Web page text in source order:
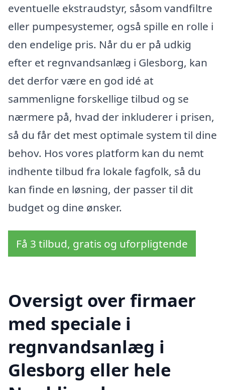
eventuelle ekstraudstyr, såsom vandfiltre
eller pumpesystemer, også spille en rolle i
den endelige pris. Når du er på udkig
efter et regnvandsanlæg i Glesborg, kan
det derfor være en god idé at
sammenligne forskellige tilbud og se
nærmere på, hvad der inkluderer i prisen,
så du får det mest optimale system til dine
behov. Hos vores platform kan du nemt
indhente tilbud fra lokale fagfolk, så du
kan finde en løsning, der passer til dit
budget og dine ønsker.
Få 3 tilbud, gratis og uforpligtende
Oversigt over firmaer
med speciale i
regnvandsanlæg i
Glesborg eller hele